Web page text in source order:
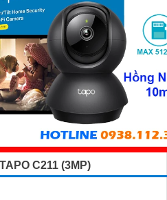
C211 (3MP)